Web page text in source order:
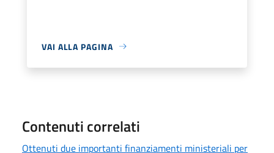
VAI ALLA PAGINA
Contenuti correlati
Ottenuti due importanti finanziamenti ministeriali per